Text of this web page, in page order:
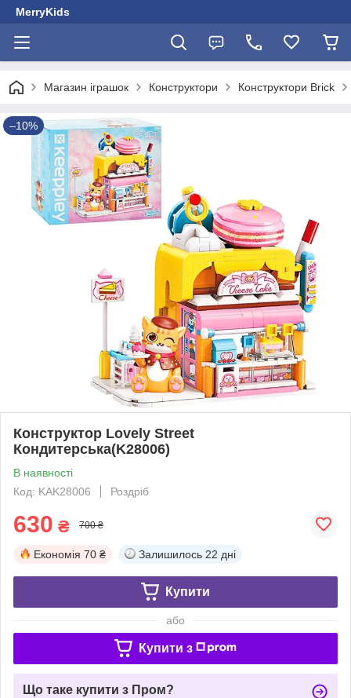
MerryKids
Магазин іграшок Конструктори Конструктори Brick
–10%
Конструктор Lovely Street
Кондитерська(K28006)
В наявності
Код: KAK28006
Роздріб
630 ₴ 700 ₴
Економія 70 ₴ Залишилось 22 дні
Купити
або
Купити з
Що таке купити з Пром?